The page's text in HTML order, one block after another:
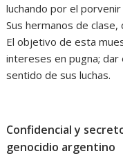
luchando por el
Sus hermanos de
El objetivo de esta
intereses en pugna;
sentido de sus luchas.
Confidencial y
genocidio argentino